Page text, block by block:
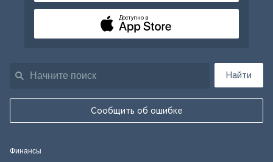
Найти
Сообщить об ошибке
Доступно в
Финансы